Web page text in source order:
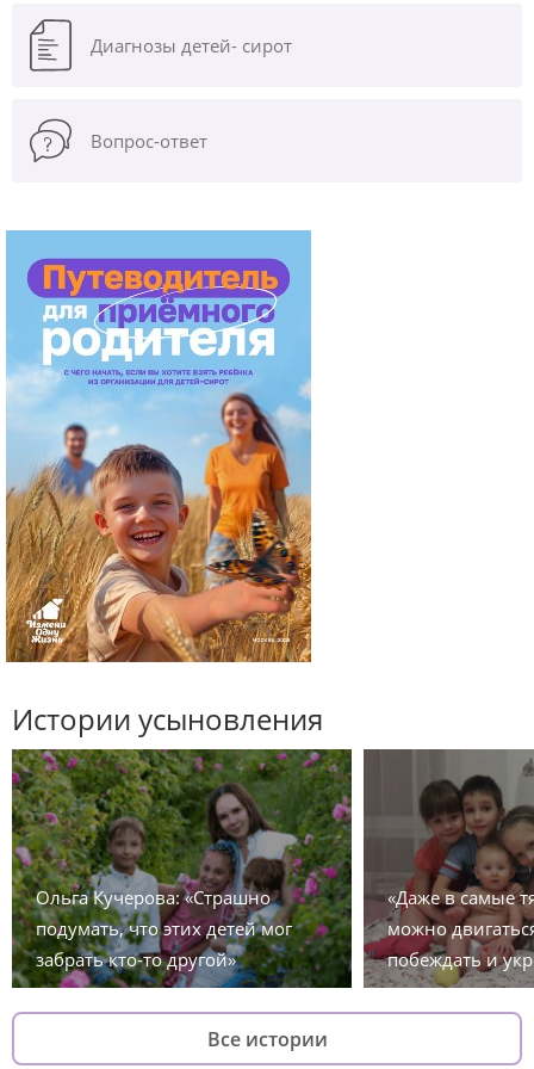
Диагнозы детей- сирот
Вопрос-ответ
Истории усыновления
Ольга Кучерова: «Страшно
подумать, что этих детей мог
забрать кто-то другой»
«Даже в самые
можно
побеждать и
Все истории